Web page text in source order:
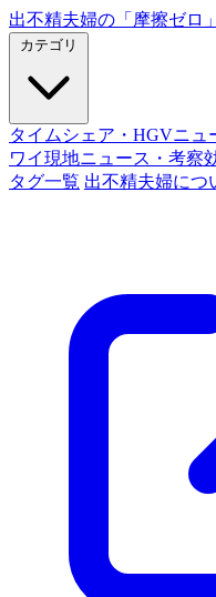
出不精夫婦の 「摩擦ゼロ」
タイムシェア・HGVニュ
ワイ現地ニュース・考察
タグ一覧 出不精夫婦につ